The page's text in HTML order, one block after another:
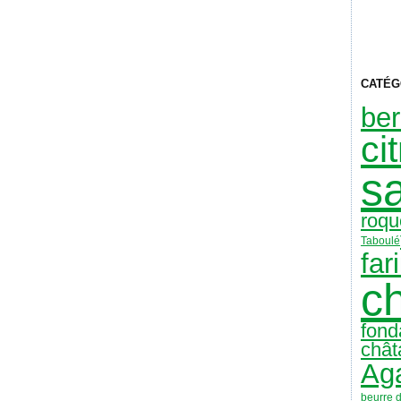
Taboulé
beurre